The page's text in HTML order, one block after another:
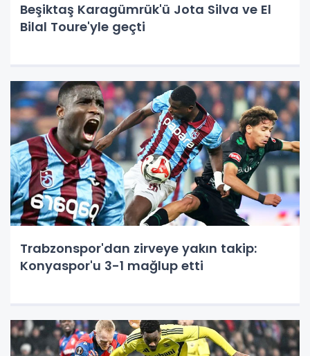
Beşiktaş Karagümrük'ü Jota Silva ve El
Bilal Toure'yle geçti
Trabzonspor'dan zirveye yakın takip:
Konyaspor'u 3-1 mağlup etti